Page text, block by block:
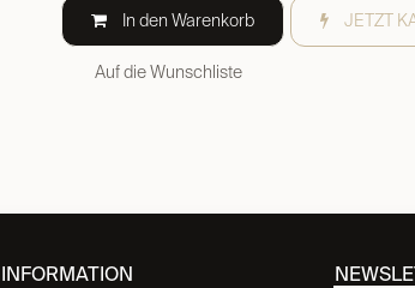
In den Warenkorb JETZT
Auf die Wunschliste
INFORMATION